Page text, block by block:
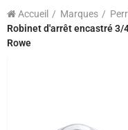
Accueil Marques
Robinet d'arrêt encastré 3/
Rowe